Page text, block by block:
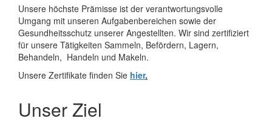
Unsere höchste Prämisse ist der verantwortungsvolle
Umgang mit unseren Aufgabenbereichen sowie der
Gesundheitsschutz unserer Angestellten. Wir sind zertifiziert
für unsere Tätigkeiten Sammeln, Befördern, Lagern,
Behandeln, Handeln und Makeln.
Unsere Zertifikate finden Sie hier.
Unser Ziel